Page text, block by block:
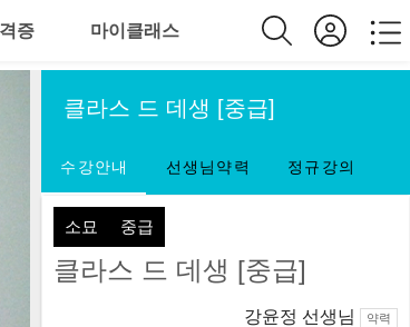
증 마이클래스
클라스 드 데생 [중급]
수강안내 선생님약력 정규강의
소묘 중급
클라스 드 데생 [중급]
강윤정 선생님 약력